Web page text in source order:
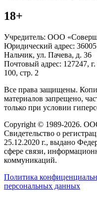
18+
Учредитель: ООО
Юридический адрес:
Нальчик, ул. Пачева, д. 36
Почтовый адрес: 127247,
100, стр. 2
Все права защищены.
материалов запрещено,
только при условии
Copyright © 1989-2026.
Свидетельство о
25.12.2020 г., выдано
сфере связи,
коммуникаций.
Политика
персональных данных